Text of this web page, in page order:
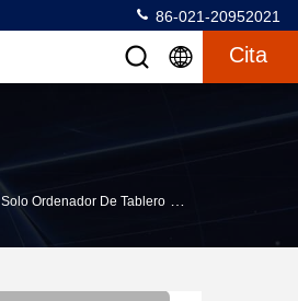
86-021-20952021
Cita
Solo Ordenador De Tablero >